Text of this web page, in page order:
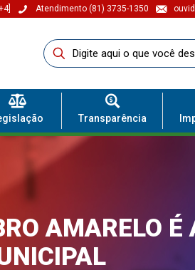
Atendimento (81) 3735-1350
Transparência
AMARELO